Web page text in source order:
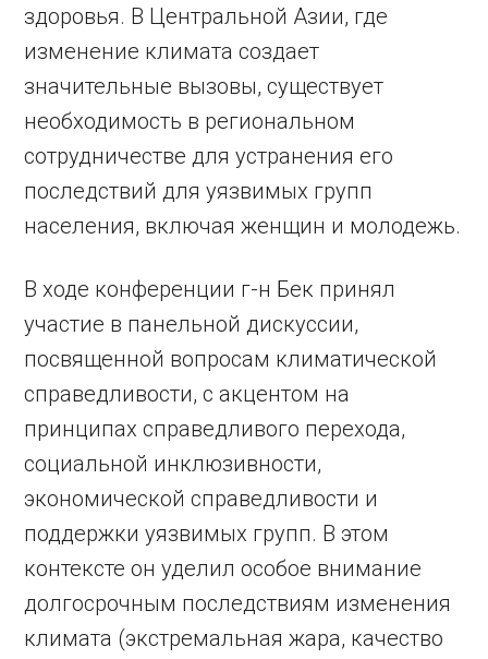
здоровья. В Центральной Азии, где
изменение климата создает
значительные вызовы, существует
необходимость в региональном
сотрудничестве для устранения его
последствий для уязвимых групп
населения, включая женщин и молодежь.
В ходе конференции г-н Бек принял
участие в панельной дискуссии,
посвященной вопросам климатической
справедливости, с акцентом на
принципах справедливого перехода,
социальной инклюзивности,
экономической справедливости и
поддержки уязвимых групп. В этом
контексте он уделил особое внимание
долгосрочным последствиям изменения
климата (экстремальная жара, качество